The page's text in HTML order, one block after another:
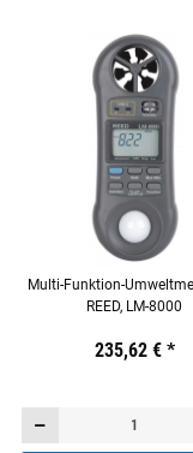
Multi-Funktion-
REED, LM-8000
19,44 €inkl. 19% USt.
235,62 € *